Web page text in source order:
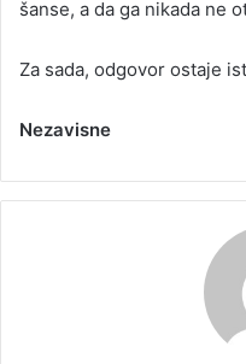
šanse, a da ga nikada ne
Za sada, odgovor ostaje
Nezavisne